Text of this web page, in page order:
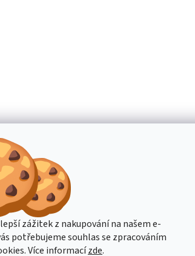
zážitek z nakupování na našem e-
potřebujeme souhlas se zpracováním
Více informacízde.